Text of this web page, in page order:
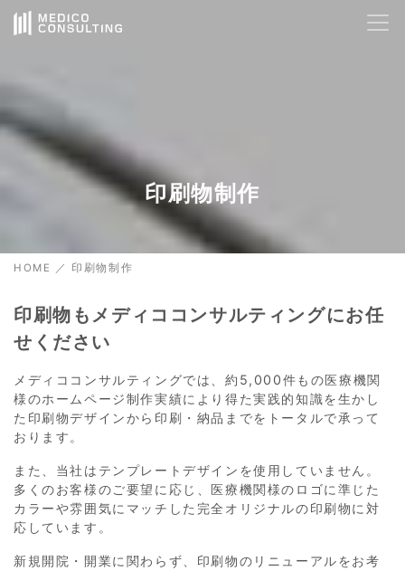
印刷物制作
HOME ／ 印刷物制作
印刷物もメディココンサルティングにお任
せください
メディココンサルティングでは、約5,000件もの医療機関
様のホームページ制作実績により得た実践的知識を生かし
た印刷物デザインから印刷・納品までをトータルで承って
おります。
また、当社はテンプレートデザインを使用していません。
多くのお客様のご要望に応じ、医療機関様のロゴに準じた
カラーや雰囲気にマッチした完全オリジナルの印刷物に対
応しています。
新規開院・開業に関わらず、印刷物のリニューアルをお考
🤖
16:23